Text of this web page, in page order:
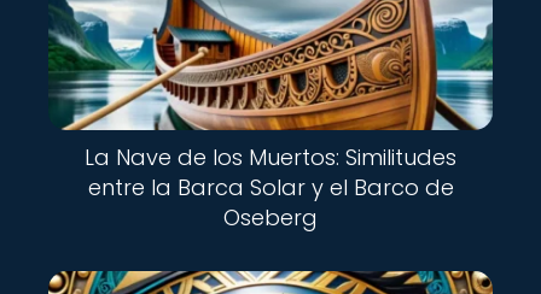
La Nave de los Muertos: Similitudes
entre la Barca Solar y el Barco de
Oseberg